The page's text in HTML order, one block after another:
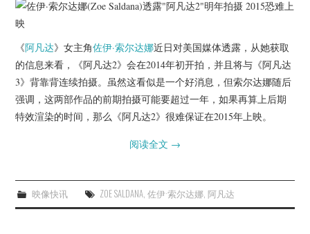
《阿凡达》女主角佐伊·索尔达娜近日对美国媒体透露，从她获取
的信息来看，《阿凡达2》会在2014年初开拍，并且将与《阿凡达
3》背靠背连续拍摄。虽然这看似是一个好消息，但索尔达娜随后
强调，这两部作品的前期拍摄可能要超过一年，如果再算上后期
特效渲染的时间，那么《阿凡达2》很难保证在2015年上映。
阅读全文 →
映像快讯 ZOE SALDANA, 佐伊·索尔达娜, 阿凡达